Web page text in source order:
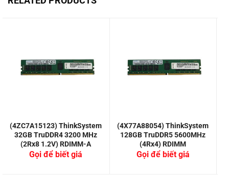
(4ZC7A15123) ThinkSystem
32GB TruDDR4 3200 MHz
(2Rx8 1.2V) RDIMM-A
Gọi để biết giá
(4X77A88054) ThinkSystem
128GB TruDDR5 5600MHz
(4Rx4) RDIMM
Gọi để biết giá